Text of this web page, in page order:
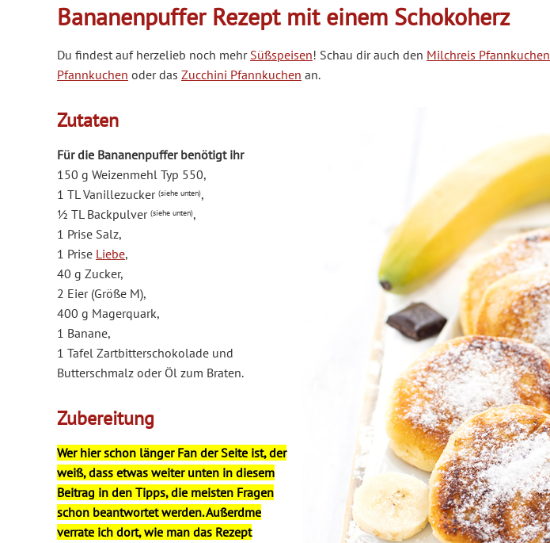
Bananenpuffer Rezept mit einem Schokoherz
Du findest auf herzelieb noch mehr Süßspeisen! Schau dir auch den Milchreis Pfannkuchen
Pfannkuchen oder das Zucchini Pfannkuchen an.
Zutaten
Für die Bananenpuffer benötigt ihr
150 g Weizenmehl Typ 550,
1 TL Vanillezucker (siehe unten),
1⁄2 TL Backpulver (siehe unten),
1 Prise Salz,
1 Prise Liebe,
40 g Zucker,
2 Eier (Größe M),
400 g Magerquark,
1 Banane,
1 Tafel Zartbitterschokolade und
Butterschmalz oder Öl zum Braten.
Zubereitung
Wer hier schon länger Fan der Seite ist, der
weiß, dass etwas weiter unten in diesem
Beitrag in den Tipps, die meisten Fragen
schon beantwortet werden. Außerdme
verrate ich dort, wie man das Rezept